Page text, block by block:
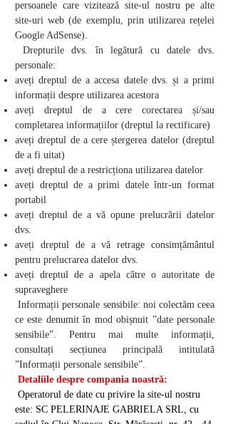
persoanele care vizitează site-ul nostru pe alte
site-uri web (de exemplu, prin utilizarea rețelei
Google AdSense).
Drepturile dvs. în legătură cu datele dvs.
personale:
aveți dreptul de a accesa datele dvs. și a primi
informații despre utilizarea acestora
aveți dreptul de a cere corectarea și/sau
completarea informațiilor (dreptul la rectificare)
aveți dreptul de a cere ștergerea datelor (dreptul
de a fi uitat)
aveți dreptul de a restricționa utilizarea datelor
aveți dreptul de a primi datele într-un format
portabil
aveți dreptul de a vă opune prelucrării datelor
dvs.
aveți dreptul de a vă retrage consimțământul
pentru prelucrarea datelor dvs.
aveți dreptul de a apela către o autoritate de
supraveghere
Informații personale sensibile: noi colectăm ceea
ce este denumit în mod obișnuit ”date personale
sensibile”. Pentru mai multe informații,
consultați secțiunea principală intitulată
”Informații personale sensibile”.
Detaliile despre compania noastră:
Operatorul de date cu privire la site-ul nostru
este: SC PELERINAJE GABRIELA SRL, cu